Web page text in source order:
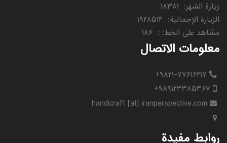
زيارة الشهر: ۱۸۳۸۱
الزيارة الإجمالية: ۱۹۲۸۵۱۴
مشاهد على الخط: : ۱۸۶
معلومات الاتصال
+۹۸۲۱-۷۷۶۱۶۲۱۷
+۹۸۹۱۲۳۳۸۵۳۶۷
handicraft [at] iranperspective.com
روابط مفيدة